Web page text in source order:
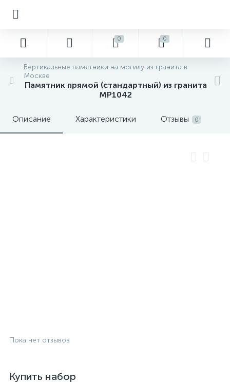
0 0
Вертикальные памятники на могилу из гранита в
Москве
Памятник прямой (стандартный) из гранита
MP1042
Описание Характеристики Отзывы 0
Пока нет отзывов
Купить набор